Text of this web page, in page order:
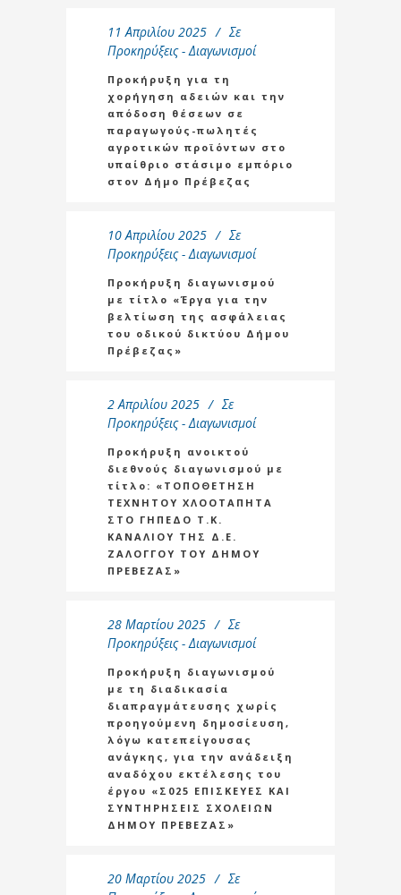
11 Απριλίου 2025
Σε
Προκηρύξεις - Διαγωνισμοί
Προκήρυξη για τη
χορήγηση αδειών και την
απόδοση θέσεων σε
παραγωγούς-πωλητές
αγροτικών προϊόντων στο
υπαίθριο στάσιμο εμπόριο
στον Δήμο Πρέβεζας
10 Απριλίου 2025
Σε
Προκηρύξεις - Διαγωνισμοί
Προκήρυξη διαγωνισμού
με τίτλο «Έργα για την
βελτίωση της ασφάλειας
του οδικού δικτύου Δήμου
Πρέβεζας»
2 Απριλίου 2025
Σε
Προκηρύξεις - Διαγωνισμοί
Προκήρυξη ανοικτού
διεθνούς διαγωνισμού με
τίτλο: «ΤΟΠΟΘΕΤΗΣΗ
ΤΕΧΝΗΤΟΥ ΧΛΟΟΤΑΠΗΤΑ
ΣΤΟ ΓΗΠΕΔΟ Τ.Κ.
ΚΑΝΑΛΙΟΥ ΤΗΣ Δ.Ε.
ΖΑΛΟΓΓΟΥ ΤΟΥ ΔΗΜΟΥ
ΠΡΕΒΕΖΑΣ»
28 Μαρτίου 2025
Σε
Προκηρύξεις - Διαγωνισμοί
Προκήρυξη διαγωνισμού
με τη διαδικασία
διαπραγμάτευσης χωρίς
προηγούμενη δημοσίευση,
λόγω κατεπείγουσας
ανάγκης, για την ανάδειξη
αναδόχου εκτέλεσης του
έργου «Σ025 ΕΠΙΣΚΕΥΕΣ ΚΑΙ
ΣΥΝΤΗΡΗΣΕΙΣ ΣΧΟΛΕΙΩΝ
ΔΗΜΟΥ ΠΡΕΒΕΖΑΣ»
20 Μαρτίου 2025
Σε